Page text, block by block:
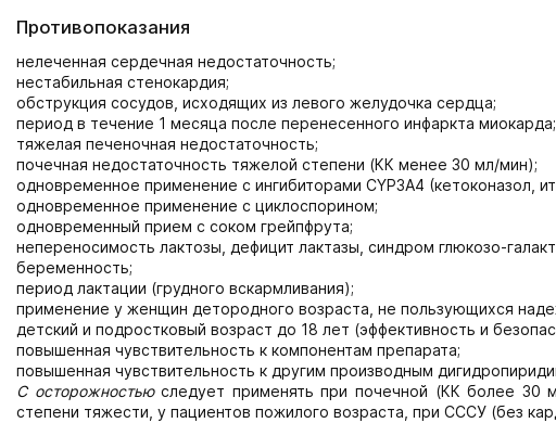
Противопоказания
нелеченная сердечная недостаточность;
нестабильная стенокардия;
обструкция сосудов, исходящих из левого желудочка сердца;
период в течение 1 месяца после перенесенного инфаркта миокарда;
тяжелая печеночная недостаточность;
почечная недостаточность тяжелой степени (КК менее 30 мл/мин);
одновременное применение с ингибиторами CYP3A4 (кетоконазол,
одновременное применение с циклоспорином;
одновременный прием с соком грейпфрута;
непереносимость лактозы, дефицит лактазы, синдром глюкозо-
беременность;
период лактации (грудного вскармливания);
применение у женщин детородного возраста, не пользующихся
детский и подростковый возраст до 18 лет (эффективность и
повышенная чувствительность к компонентам препарата;
повышенная чувствительность к другим производным
С осторожностьюследует применять при почечной (КК более 30
степени тяжести, у пациентов пожилого возраста, при СССУ (без